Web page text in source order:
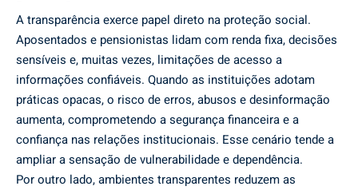
A transparência exerce papel direto na proteção social.
Aposentados e pensionistas lidam com renda fixa, decisões
sensíveis e, muitas vezes, limitações de acesso a
informações confiáveis. Quando as instituições adotam
práticas opacas, o risco de erros, abusos e desinformação
aumenta, comprometendo a segurança financeira e a
confiança nas relações institucionais. Esse cenário tende a
ampliar a sensação de vulnerabilidade e dependência.
Por outro lado, ambientes transparentes reduzem as